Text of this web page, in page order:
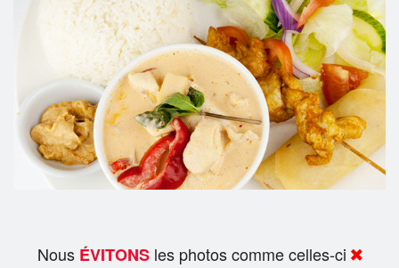
Nous ÉVITONSles photos comme celles-ci